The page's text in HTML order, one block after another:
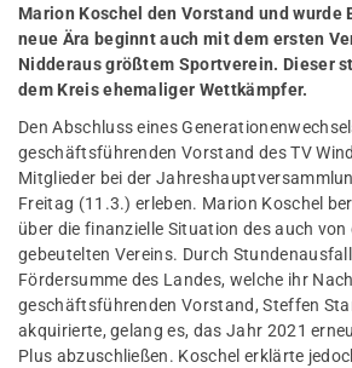
Marion Koschel den Vorstand und wurde
neue Ära beginnt auch mit dem ersten
Nidderaus größtem Sportverein. Dieser
dem Kreis ehemaliger Wettkämpfer.
Den Abschluss eines
geschäftsführenden Vorstand des TV
Mitglieder bei der
Freitag (11.3.) erleben. Marion Koschel
über die finanzielle Situation des auch von
gebeutelten Vereins. Durch
Fördersumme des Landes, welche ihr
geschäftsführenden Vorstand, Steffen
akquirierte, gelang es, das Jahr 2021
Plus abzuschließen. Koschel erklärte